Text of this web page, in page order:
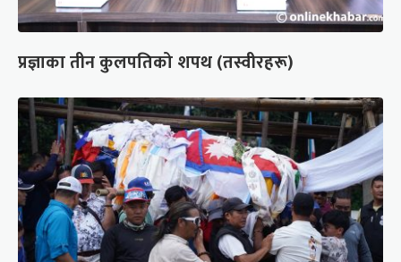
प्रज्ञाका तीन कुलपतिको शपथ (तस्वीरहरू)